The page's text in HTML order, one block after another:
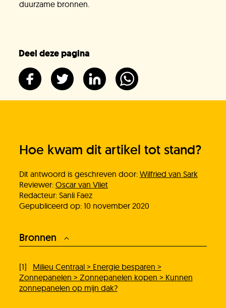
duurzame bronnen.
Deel deze pagina
Hoe kwam dit artikel tot stand?
Dit antwoord is geschreven door: Wilfried van Sark
Reviewer: Oscar van Vliet
Redacteur: Sanli Faez
Gepubliceerd op: 10 november 2020
Bronnen
[1] Milieu Centraal > Energie besparen >
Zonnepanelen > Zonnepanelen kopen > Kunnen
zonnepanelen op mijn dak?